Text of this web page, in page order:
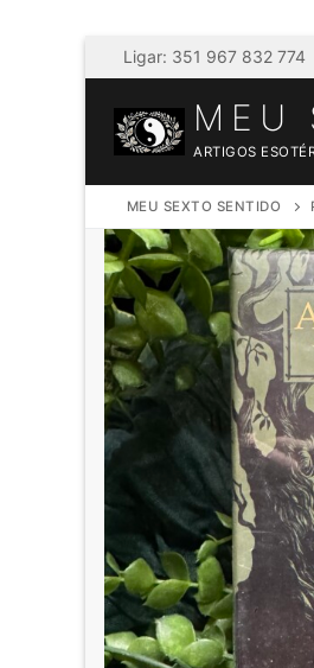
Saltar
para
conteúdo
Ligar: 351 967 832 774
MEU
ARTIGOS
MEU SEXTO SENTIDO